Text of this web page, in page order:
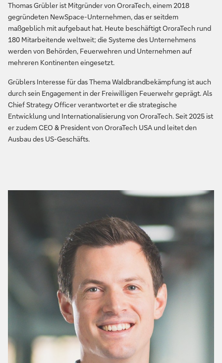
Thomas Grübler ist Mitgründer von OroraTech, einem 2018
gegründeten NewSpace-Unternehmen, das er seitdem
maßgeblich mit aufgebaut hat. Heute beschäftigt OroraTech rund
180 Mitarbeitende weltweit; die Systeme des Unternehmens
werden von Behörden, Feuerwehren und Unternehmen auf
mehreren Kontinenten eingesetzt.
Grüblers Interesse für das Thema Waldbrandbekämpfung ist auch
durch sein Engagement in der Freiwilligen Feuerwehr geprägt. Als
Chief Strategy Officer verantwortet er die strategische
Entwicklung und Internationalisierung von OroraTech. Seit 2025 ist
er zudem CEO & President von OroraTech USA und leitet den
Ausbau des US-Geschäfts.